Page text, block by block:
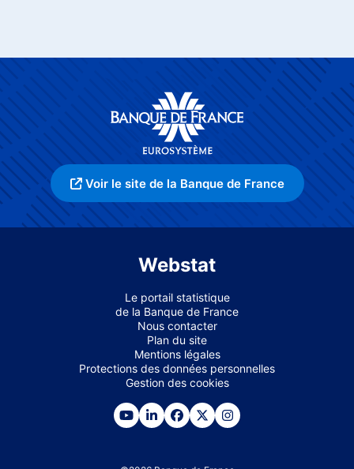
Voir le site de la Banque de France
Webstat
Le portail statistique
de la Banque de France
Nous contacter
Plan du site
Mentions légales
Protections des données personnelles
Gestion des cookies